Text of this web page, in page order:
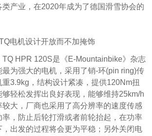
产业，在2020年成为了德国滑雪协会的
电机设计开放而不加掩饰
TQ HPR 120S是《E-Mountainbike》杂志
为强大的电机，采用了销-环(pin ring)传
3.9kg，结构设计紧凑，提供120Nm扭
轻松发挥出良好表现，能够维持25km/h
较大，厂商也采用了高分辨率的速度传感
，防止后轮打滑或者前轮抬起，在功率
出发的过程将会更为平稳；另外关闭电